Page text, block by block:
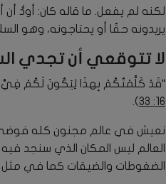
لكنه لم يفعل. ما قاله كان: أودُّ أن
يريدونه حقًا أو يحتاجونه، وهو
لا تتوقعي أن تجدي
“قَدْ كَلَّمْتُكُمْ بِهذَا لِيَكُونَ لَكُمْ فِيَّ
16: 33
).
نعيش في عالم مجنون كله فوضى
العالم ليس المكان الذي سنجد
الضغوطات والضيقات كما في مثل